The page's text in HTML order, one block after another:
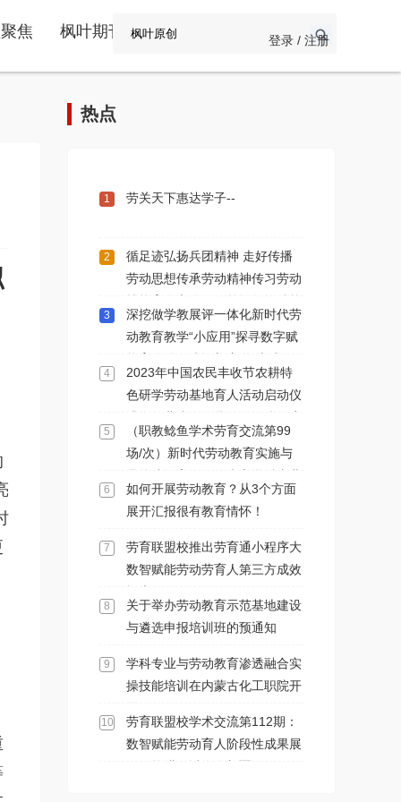
焦 枫叶期刊 登录 / 注册
热点
1 劳关天下惠达学子--
2
循足迹弘扬兵团精神 走好传播
劳动思想传承劳动精神传习劳动
劳育人学术交流第112期新疆石
河子站
3
深挖做学教展评一体化新时代劳
动教育教学“小应用”探寻数字赋
4
2023年中国农民丰收节农耕特
色研学劳动基地育人活动启动仪
会议室举办
5
（职教鲶鱼学术劳育交流第99
场/次）新时代劳动教育实施与
与劳动教育渗透融合实操技能专
项培训班在内蒙古化工职业学院
顺利开展
6
如何开展劳动教育？从3个方面
展开汇报很有教育情怀！
7
劳育联盟校推出劳育通小程序大
数智赋能劳动劳育人第三方成效
8
关于举办劳动教育示范基地建设
与遴选申报培训班的预通知
9
学科专业与劳动教育渗透融合实
操技能培训在内蒙古化工职院开
10
劳育联盟校学术交流第112期：
数智赋能劳动育人阶段性成果展